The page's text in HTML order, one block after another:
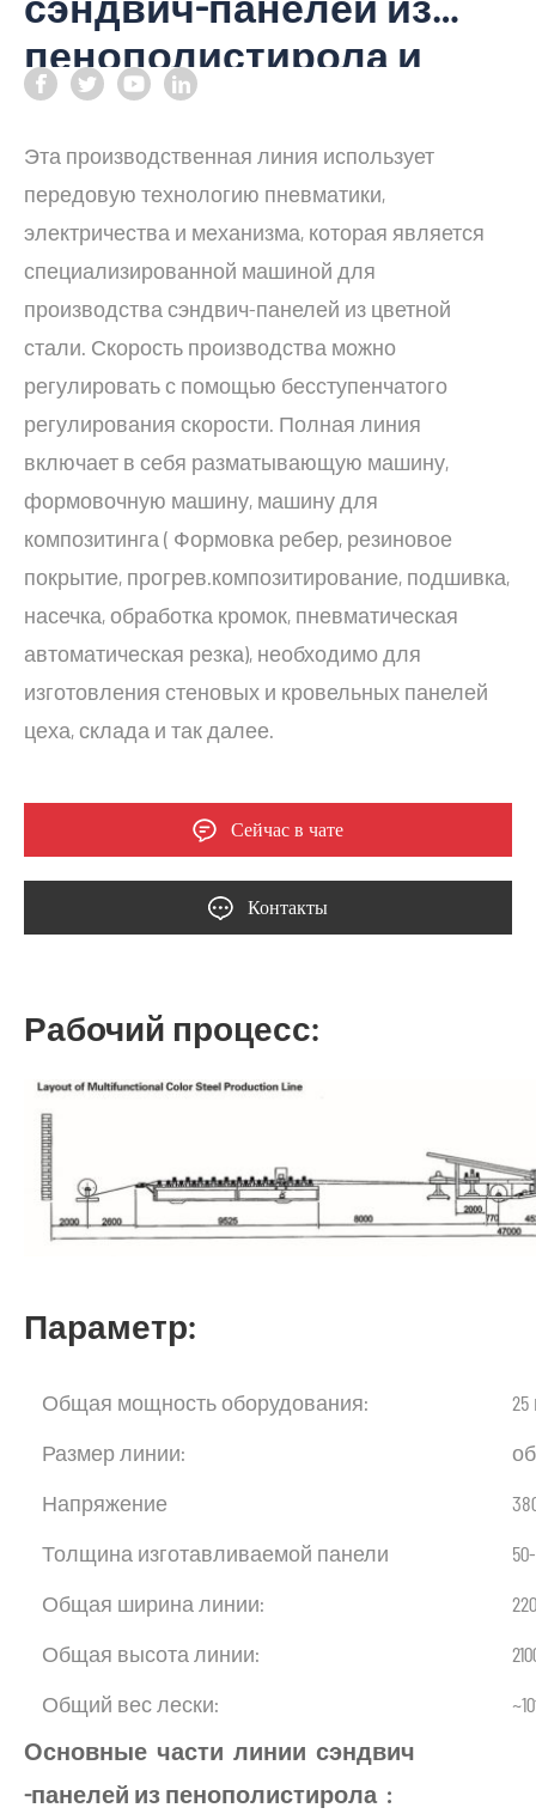
пенополистирола и
стекловаты
Эта производственная линия использует
передовую технологию пневматики,
электричества и механизма, которая является
специализированной машиной для
производства сэндвич-панелей из цветной
стали. Скорость производства можно
регулировать с помощью бесступенчатого
регулирования скорости. Полная линия
включает в себя разматывающую машину,
формовочную машину, машину для
композитинга ( Формовка ребер, резиновое
покрытие, прогрев.композитирование, подшивка,
насечка, обработка кромок, пневматическая
автоматическая резка), необходимо для
изготовления стеновых и кровельных панелей
цеха, склада и так далее.
Сейчас в чате
Контакты
Рабочий процесс:
Параметр:
Общая мощность оборудования:
Размер линии:
Напряжение
Толщина изготавливаемой панели
Общая ширина линии:
Общая высота линии:
Общий вес лески:
Основные части линии сэндвич
-панелей из пенополистирола :